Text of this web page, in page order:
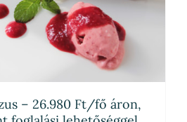
– 26.980 Ft/fő áron,